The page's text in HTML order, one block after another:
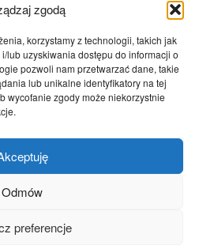
zgodą
korzystamy z technologii, takich jak
lub uzyskiwania dostępu do informacji o
pozwoli nam przetwarzać dane, takie
lub unikalne identyfikatory na tej
wycofanie zgody może niekorzystnie
Odmów
preferencje
4601
4363
3639
2823